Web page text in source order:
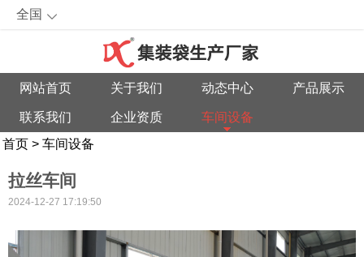
全国
网站首页 关于我们 动态中心 产品展示
联系我们 企业资质
车间设备
首页 > 车间设备
拉丝车间
2024-12-27 17:19:50